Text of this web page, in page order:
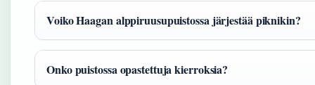
Voiko Haagan alppiruusupuistossa järjestää piknikin?
Onko puistossa opastettuja kierroksia?